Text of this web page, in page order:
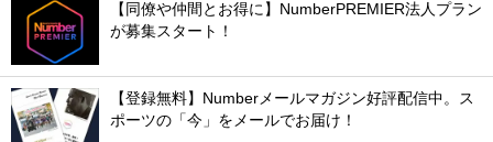
【同僚や仲間とお得に】NumberPREMIER法人プラン
が募集スタート！
【登録無料】Numberメールマガジン好評配信中。ス
ポーツの「今」をメールでお届け！